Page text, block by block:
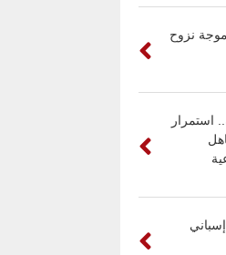
نزوح
استمرار